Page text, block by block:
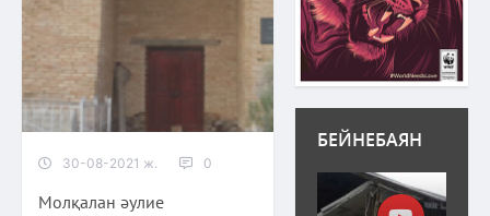
30-08-2021 ж. 0
Молқалан әулие
БЕЙНЕБАЯН